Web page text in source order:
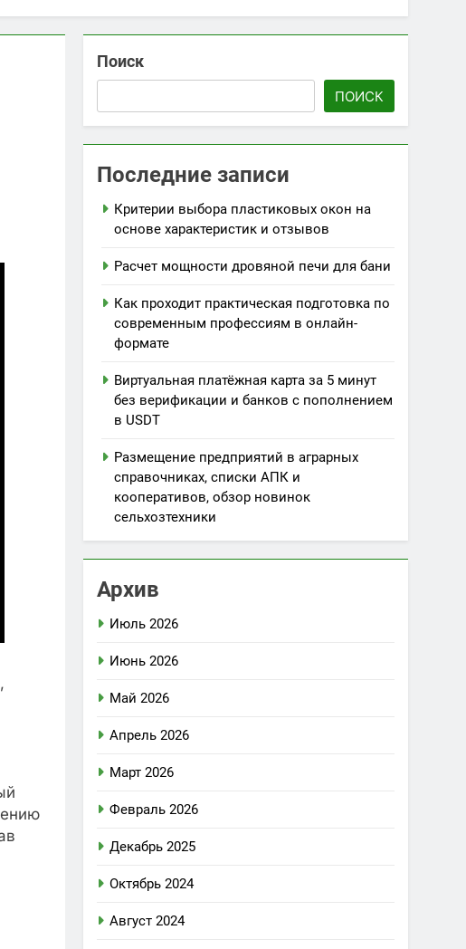
Поиск
ПОИСК
Последние записи
Критерии выбора пластиковых окон на
основе характеристик и отзывов
Расчет мощности дровяной печи для бани
Как проходит практическая подготовка по
современным профессиям в онлайн-
формате
Виртуальная платёжная карта за 5 минут
без верификации и банков с пополнением
в USDT
Размещение предприятий в аграрных
справочниках, списки АПК и
кооперативов, обзор новинок
сельхозтехники
Архив
Июль 2026
Июнь 2026
Май 2026
Апрель 2026
Март 2026
Февраль 2026
Декабрь 2025
Октябрь 2024
Август 2024